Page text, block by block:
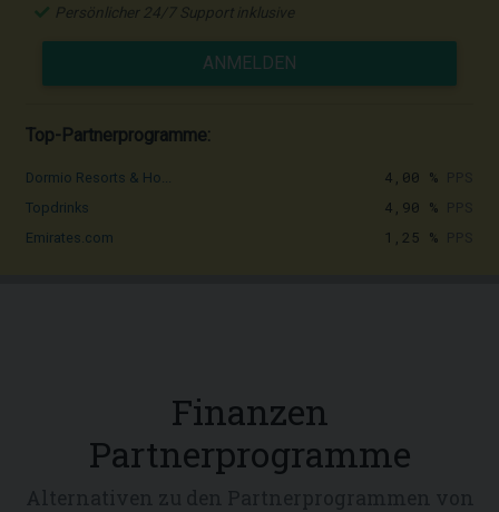
Persönlicher 24/7 Support inklusive
ANMELDEN
Top-Partnerprogramme:
Dormio Resorts & Ho... 4,00 %
Topdrinks 4,90 %
Emirates.com 1,25 %
Finanzen
Partnerprogramme